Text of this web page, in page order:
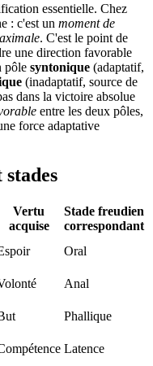
essentielle. Chez
: c'est un moment de
. C'est le point de
une direction favorable
pôle syntonique (adaptatif,
(inadaptatif, source de
dans la victoire absolue
entre les deux pôles,
force adaptative
Vertu
acquise
Stade freudien
correspondant
Oral
Anal
Phallique
Latence